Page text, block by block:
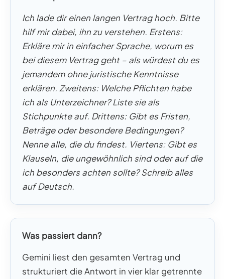
Ich lade dir einen langen Vertrag hoch. Bitte
hilf mir dabei, ihn zu verstehen. Erstens:
Erkläre mir in einfacher Sprache, worum es
bei diesem Vertrag geht – als würdest du es
jemandem ohne juristische Kenntnisse
erklären. Zweitens: Welche Pflichten habe
ich als Unterzeichner? Liste sie als
Stichpunkte auf. Drittens: Gibt es Fristen,
Beträge oder besondere Bedingungen?
Nenne alle, die du findest. Viertens: Gibt es
Klauseln, die unge­wöhnlich sind oder auf die
ich besonders achten sollte? Schreib alles
auf Deutsch.
Was passiert dann?
Gemini liest den gesamten Vertrag und
strukturiert die Antwort in vier klar getrennte